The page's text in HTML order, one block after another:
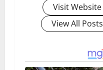
Visit Website
View All Posts